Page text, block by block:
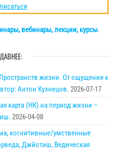
вебинары, лекции, курсы.
жизни. От ощущения к
Антон Кузнецов. 2026-07-17
карта (НК) на период жизни –
2026-04-08
когнитивные/умственные
Джйотиш, Ведическая